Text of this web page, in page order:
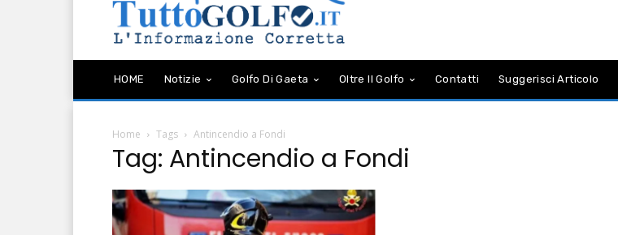
HOME Notizie Golfo Di Gaeta Oltre Il Golfo Contatti Suggerisci Articolo
Home Tags Antincendio a Fondi
Tag: Antincendio a Fondi